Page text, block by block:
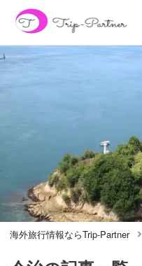
海外旅行情報ならTrip-Partner